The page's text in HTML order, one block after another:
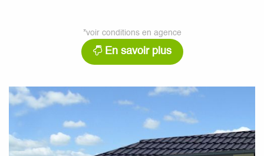
*voir conditions en agence
En savoir plus